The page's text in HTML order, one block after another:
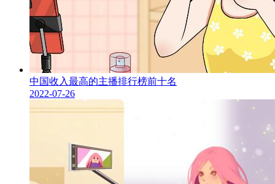
中国收入最高的主播排行榜前十名
2022-07-26